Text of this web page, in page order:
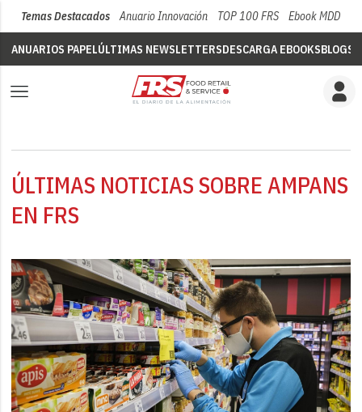
Temas Destacados Anuario Innovación TOP 100 FRS Ebook MDD
ANUARIOS PAPELÚLTIMAS NEWSLETTERSDESCARGA EBOOKSBLOGS
ÚLTIMAS NOTICIAS SOBRE AMPANS
EN FRS